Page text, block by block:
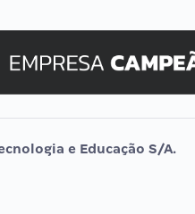
Selecon
Uniase
Vunesp
e Educação S/A.